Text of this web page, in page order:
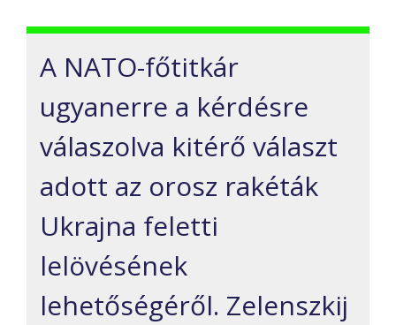
A NATO-főtitkár
ugyanerre a kérdésre
válaszolva kitérő választ
adott az orosz rakéták
Ukrajna feletti
lelövésének
lehetőségéről. Zelenszkij